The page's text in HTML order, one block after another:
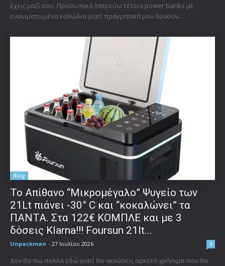
έχεις μαζί σου. Προσωπικά λατρεύω τέτοια power banks με
ενσωματωμένα καλώδια γιατί πραγματικά μου λύνουν...
Blog
Το Απίθανο “Μικρομέγαλο” Ψυγείο των
21Lt πιάνει -30° C και “κοκαλώνει” τα
ΠΑΝΤΑ. Στα 122€ ΚΟΜΠΛΕ και με 3
δόσεις Klarna!!! Foursun 21lt...
Unpackman - 27 Ιουλίου 2026 0
Δεν θα πω πολλά εδώ γιατί θα ακούσεις αρκετά χρήσιμα που θα